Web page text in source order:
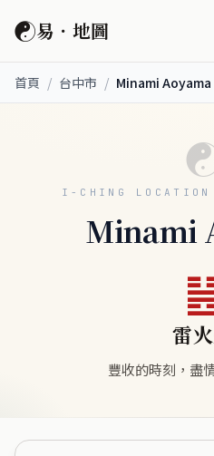
☯易．地圖
首頁 / 台中市 / Minami Aoyama
I-CHING
Minami
雷
豐收的時刻，盡